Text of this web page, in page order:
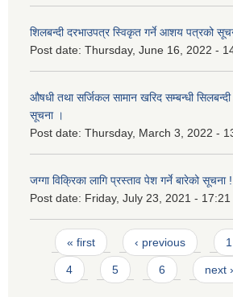
शिलबन्दी दरभाउपत्र स्विकृत गर्ने आशय पत्रको
Post date: Thursday, June 16, 2022 -
औषधी तथा सर्जिकल सामान खरिद सम्बन्धी
सूचना ।
Post date: Thursday, March 3, 2022 -
जग्गा विक्रिका लागि प्रस्ताव पेश गर्ने बारेको सूचना !
Post date: Friday, July 23, 2021 - 17:21
Pages
« first ‹ previous 1
4 5 6 next ›